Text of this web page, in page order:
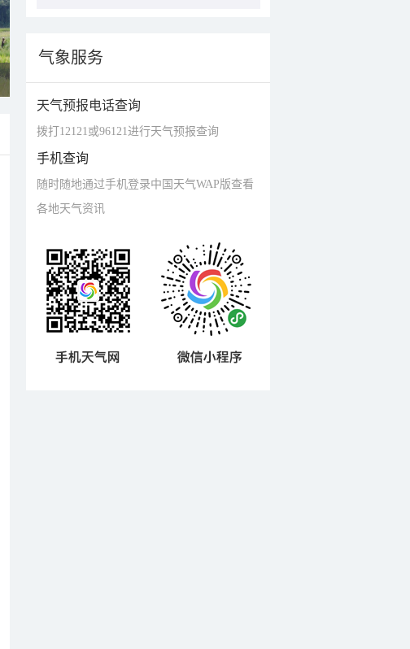
气象服务
天气预报电话查询
拨打12121或96121进行天气预报查询
手机查询
随时随地通过手机登录中国天气WAP版查看
各地天气资讯